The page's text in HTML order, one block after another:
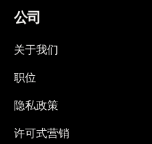
公司
关于我们
职位
隐私政策
许可式营销